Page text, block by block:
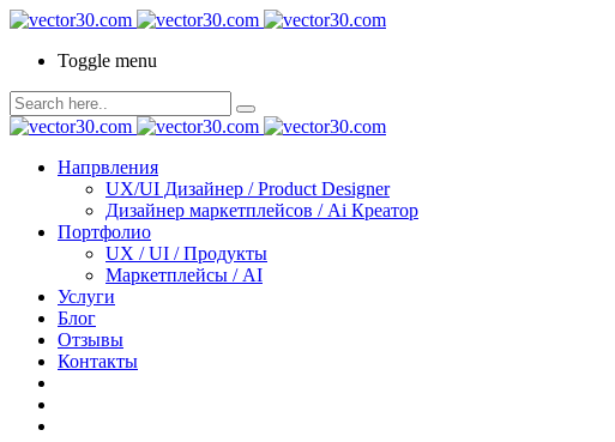
Toggle menu
Напрвления
UX/UI Дизайнер / Product Designer
Дизайнер маркетплейсов / Ai Креатор
Портфолио
UX / UI / Продукты
Маркетплейсы / AI
Услуги
Блог
Отзывы
Контакты